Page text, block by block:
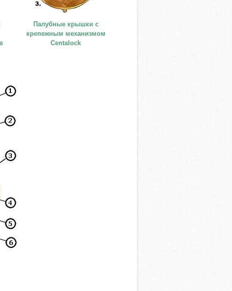
Палубные крышки с
крепежным механизмом
Centalock